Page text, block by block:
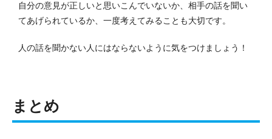
自分の意見が正しいと思いこんでいないか、相手の話を聞い
てあげられているか、一度考えてみることも大切です。
人の話を聞かない人にはならないように気をつけましょう！
まとめ